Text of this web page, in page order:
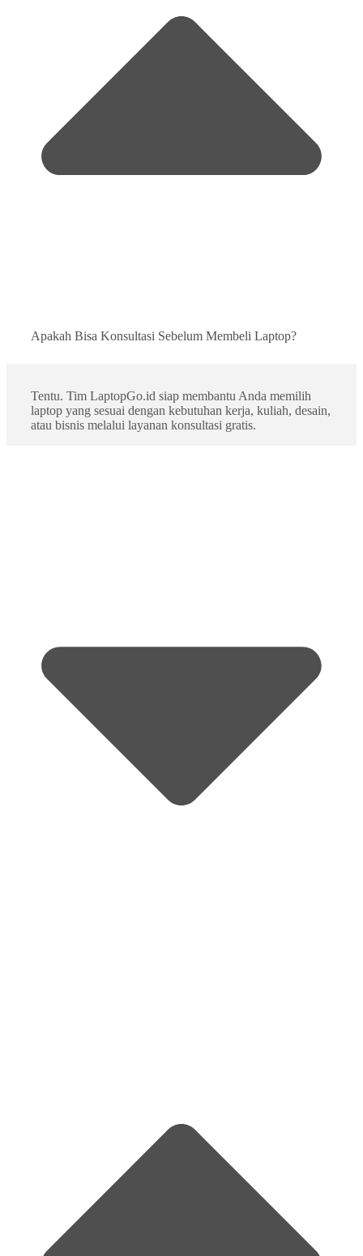
Apakah Bisa Konsultasi Sebelum Membeli Laptop?
Tentu. Tim LaptopGo.id siap membantu Anda memilih
laptop yang sesuai dengan kebutuhan kerja, kuliah, desain,
atau bisnis melalui layanan konsultasi gratis.